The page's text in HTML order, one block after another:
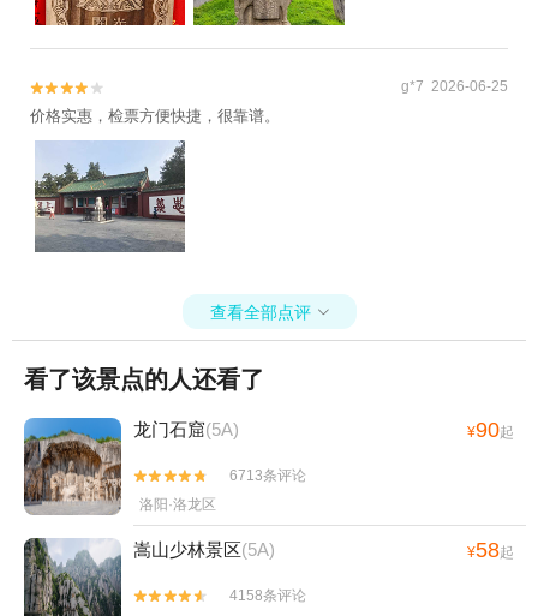

 g*7 2026-06-25
价格实惠，检票方便快捷，很靠谱。
查看全部点评 
看了该景点的人还看了
龙门石窟(5A) ¥90起


6713条评论
洛阳·洛龙区
嵩山少林景区(5A) ¥58起

 4158条评论